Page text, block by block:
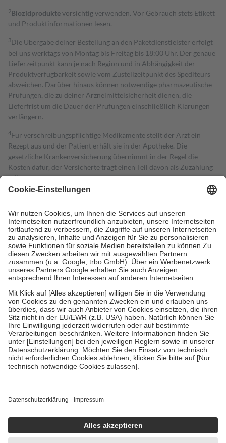
2Biozidproduktevorsichtig verwenden. Vor Gebrauch stets Etikett
und Produktinformationen lesen.
3Die Übergabe deiner Bestellung an den Paketdienstleister erfolgt
bei uns werktags von Montag bis Freitag bis 18:00 Uhr. Der genaue
Lieferzeitpunkt kann je nach Region und in Abhängigkeit der
Produktverfügbarkeit sowie vom Zustellzeitpunkt des Spediteurs
abweichen. Darüber hinaus können notwendige pharmazeutische
Prüfungen, die zu deiner Arzneimittelsicherheit dienen, die
Lieferfrist um die Dauer der Prüfungen einschließlich Klärungen
verlängern.
4Für verschreibungspflichtige Medikamente stellt der Arzt ein
Rezept aus und der Patient erhält sie in der Apotheke. Die
gesetzliche Krankenversicherung übernimmt in der Regel die
Kosten dafür, der Versicherte trägt einen Teil davon als Zuzahlung
mit.
Grundsätzlich leisten Mitglieder Zuzahlungen in Höhe von zehn
höchstens zehn Euro.
Es sind jedoch nie mehr als die tatsächlichen
Kosten der Leistung zu entrichten.
Diese Regeln gelten grundsätzlich auch für Online-Apotheken.
Bei Heilmitteln und häuslicher Krankenpflege beträgt die
Zuzahlung zehn Prozent der Kosten sowie zehn Euro je
Verordnung.
Um das Engagement der Versicherten für ihre eigene Gesundheit zu
stärken und die besondere Stellung der Familie zu unterstützen,
fallenkeine Zuzahlungenan bei:
• Kindern und Jugendlichen bis zum vollendeten 18. Lebensjahr
mit Ausnahme der Fahrkosten
• Untersuchungen zur Vorsorge und Früherkennung, die von der
GKV getragen werden
• empfohlenen Schutzimpfungen
• Harn- und Blutteststreifen
getroffen, um sicherzustellen, dass es sich um echte Bewertungen
https://help.etrusted.com/hc/de/articles/4419944605341
Einige Bilder und Inhalte wurden unter Zuhilfenahme künstlicher